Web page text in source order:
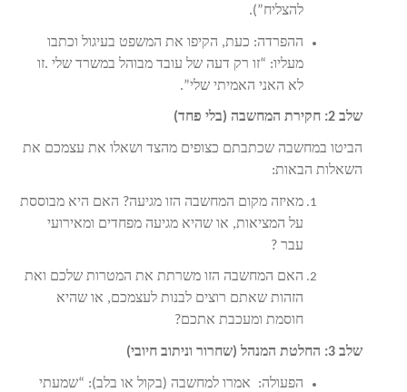
להצליח”).
ההפרדה: כעת, הקיפו את המשפט בעיגול וכתבו
מעליו: “זו רק דעה של עובד מבוהל במשרד שלי .זו
לא האני האמיתי שלי”.
שלב 2: חקירת המחשבה (בלי פחד)
הביטו במחשבה שכתבתם כצופים מהצד ושאלו את עצמכם את
השאלות הבאות:
מאיזה מקום המחשבה הזו מגיעה? האם היא מבוססת
על המציאות, או שהיא מגיעה מפחדים ומאירועי
עבר ?
האם המחשבה הזו משרתת את המטרות שלכם ואת
הזהות שאתם רוצים לבנות לעצמכם, או שהיא
חוסמת ומעכבת אתכם?
שלב 3: החלטת המנהל (שחרור וניתוב חיובי)
הפעולה: אמרו למחשבה (בקול או בלב): “שמעתי